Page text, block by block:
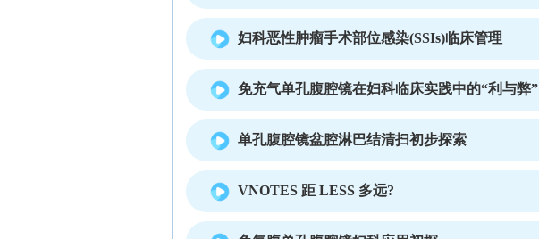
妇科恶性肿瘤手术部位感染(SSIs)临床管理
免充气单孔腹腔镜在妇科临床实践中的“利与弊”
单孔腹腔镜盆腔淋巴结清扫初步探索
VNOTES 距 LESS 多远?